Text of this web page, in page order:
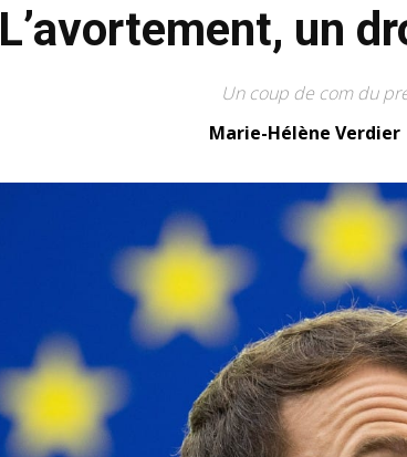
L’avortement, un
Un coup de com du
Marie-Hélène Verdier